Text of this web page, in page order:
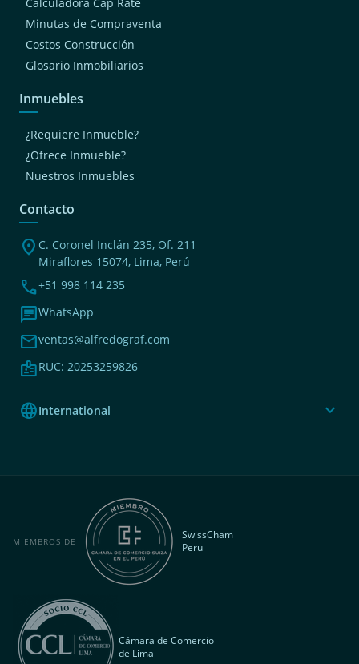
Minutas de Compraventa
Costos Construcción
Glosario Inmobiliarios
Inmuebles
¿Requiere Inmueble?
¿Ofrece Inmueble?
Nuestros Inmuebles
Contacto
location_on C. Coronel Inclán 235, Of. 211
Miraflores 15074, Lima, Perú
phone+51 998 114 235
chatWhatsApp
mailventas@alfredograf.com
badgeRUC: 20253259826
languageInternational expand_more
MIEMBROS DE
SwissCham
Peru
Cámara de Comercio
de Lima